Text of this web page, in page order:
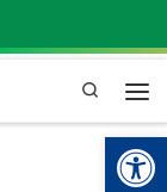
Pesquisa